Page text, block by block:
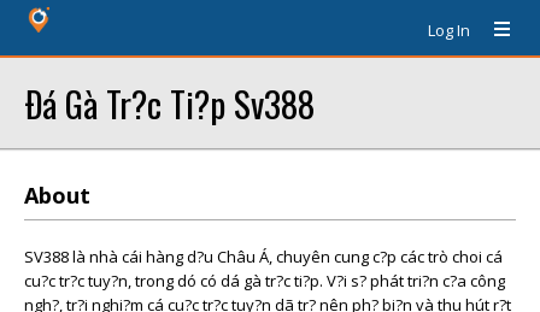
Log In
Ðá Gà Tr?c Ti?p Sv388
About
SV388 là nhà cái hàng d?u Châu Á, chuyên cung c?p các trò choi cá
cu?c tr?c tuy?n, trong dó có dá gà tr?c ti?p. V?i s? phát tri?n c?a công
ngh?, tr?i nghi?m cá cu?c tr?c tuy?n dã tr? nên ph? bi?n và thu hút r?t